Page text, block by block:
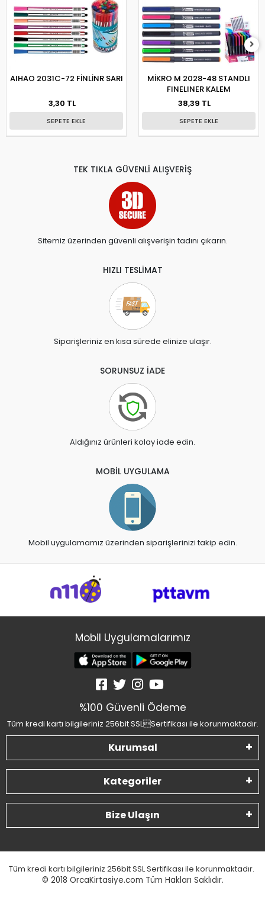
AIHAO 2031C-72 FİNLİNR SARI
3,30 TL
SEPETE EKLE
MİKRO M 2028-48 STANDLI
FINELINER KALEM
38,39 TL
SEPETE EKLE
TEK TIKLA GÜVENLİ ALIŞVERİŞ
Sitemiz üzerinden güvenli alışverişin tadını çıkarın.
HIZLI TESLİMAT
Siparişleriniz en kısa sürede elinize ulaşır.
SORUNSUZ İADE
Aldığınız ürünleri kolay iade edin.
MOBİL UYGULAMA
Mobil uygulamamız üzerinden siparişlerinizi takip edin.
Mobil Uygulamalarımız
%100 Güvenli Ödeme
Tüm kredi kartı bilgileriniz 256bit SSLSertifikası ile korunmaktadır.
Kurumsal
Kategoriler
Bize Ulaşın
Tüm kredi kartı bilgileriniz 256bit SSL Sertifikası ile korunmaktadır.
© 2018 OrcaKirtasiye.com Tüm Hakları Saklıdır.